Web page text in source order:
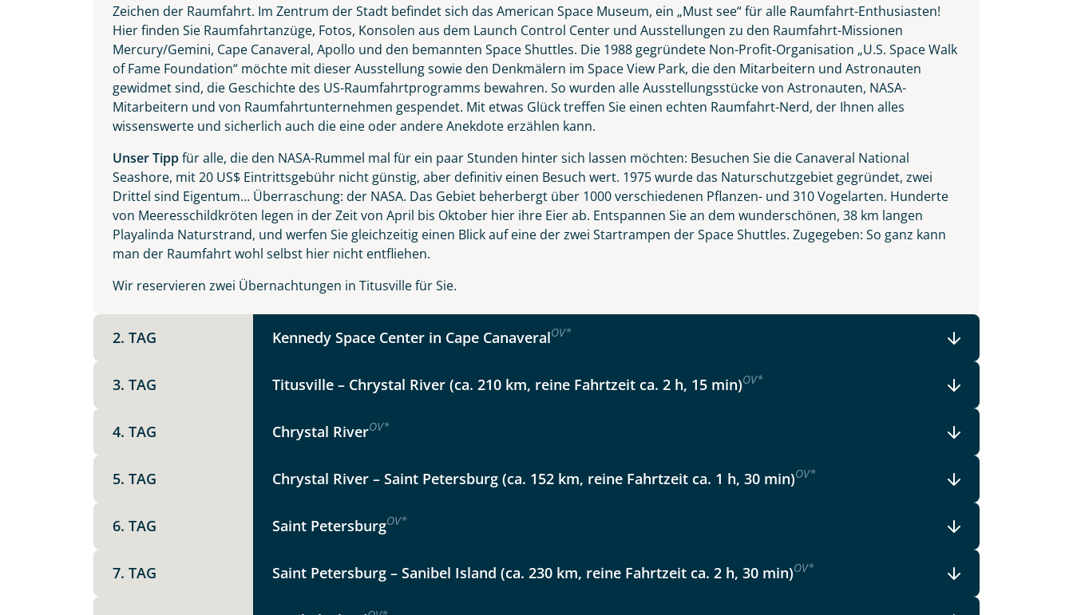
Merkliste
Keine Reisen auf der Merkliste
Teile diese Reise
USA Florida Highlights mit Key West
Facebook
X WhatsApp
angesagten DJ-Clubs die Nacht zum Tag.
Zeichen der Raumfahrt. Im Zentrum der Stadt befindet sich das American Space Museum, ein „Must see“ für alle Raumfahrt-Enthusiasten!
Hier finden Sie Raumfahrtanzüge, Fotos, Konsolen aus dem Launch Control Center und Ausstellungen zu den Raumfahrt-Missionen
Mercury/Gemini, Cape Canaveral, Apollo und den bemannten Space Shuttles. Die 1988 gegründete Non-Profit-Organisation „U.S. Space Walk
of Fame Foundation“ möchte mit dieser Ausstellung sowie den Denkmälern im Space View Park, die den Mitarbeitern und Astronauten
gewidmet sind, die Geschichte des US-Raumfahrtprogramms bewahren. So wurden alle Ausstellungsstücke von Astronauten, NASA-
Mitarbeitern und von Raumfahrtunternehmen gespendet. Mit etwas Glück treffen Sie einen echten Raumfahrt-Nerd, der Ihnen alles
wissenswerte und sicherlich auch die eine oder andere Anekdote erzählen kann.
Unser Tippfür alle, die den NASA-Rummel mal für ein paar Stunden hinter sich lassen möchten: Besuchen Sie die Canaveral National
Seashore, mit 20 US$ Eintrittsgebühr nicht günstig, aber definitiv einen Besuch wert. 1975 wurde das Naturschutzgebiet gegründet, zwei
Drittel sind Eigentum… Überraschung: der NASA. Das Gebiet beherbergt über 1000 verschiedenen Pflanzen- und 310 Vogelarten. Hunderte
von Meeresschildkröten legen in der Zeit von April bis Oktober hier ihre Eier ab. Entspannen Sie an dem wunderschönen, 38 km langen
Playalinda Naturstrand, und werfen Sie gleichzeitig einen Blick auf eine der zwei Startrampen der Space Shuttles. Zugegeben: So ganz kann
man der Raumfahrt wohl selbst hier nicht entfliehen.
Wir reservieren zwei Übernachtungen in Titusville für Sie.
2. TAG Kennedy Space Center in Cape CanaveralOV*
3. TAG Titusville – Chrystal River (ca. 210 km, reine Fahrtzeit ca. 2 h, 15 min)OV*
4. TAG Chrystal RiverOV*
5. TAG Chrystal River – Saint Petersburg (ca. 152 km, reine Fahrtzeit ca. 1 h, 30 min)OV*
6. TAG Saint PetersburgOV*
7. TAG Saint Petersburg – Sanibel Island (ca. 230 km, reine Fahrtzeit ca. 2 h, 30 min)OV*
Vorname Nachname
E-Mail* Telefon
Angaben zur Reise
Anzahl Erwachsener Anzahl Kinder Alter
Reisebeginn